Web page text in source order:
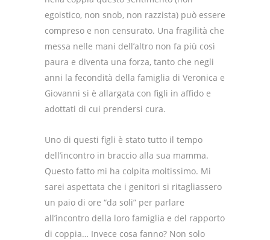
egoistico, non snob, non razzista) può essere
compreso e non censurato. Una fragilità che
messa nelle mani dell’altro non fa più così
paura e diventa una forza, tanto che negli
anni la fecondità della famiglia di Veronica e
Giovanni si è allargata con figli in affido e
adottati di cui prendersi cura.
Uno di questi figli è stato tutto il tempo
dell’incontro in braccio alla sua mamma.
Questo fatto mi ha colpita moltissimo. Mi
sarei aspettata che i genitori si ritagliassero
un paio di ore “da soli” per parlare
all’incontro della loro famiglia e del rapporto
di coppia… Invece cosa fanno? Non solo